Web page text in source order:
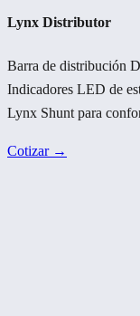
Lynx Distributor
Barra de distribución
Indicadores LED de
Lynx Shunt para
Cotizar →